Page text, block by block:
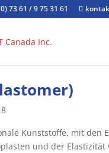
73 61 / 9 75 31 61
Kunststoffe, mit den
und der Elastizität